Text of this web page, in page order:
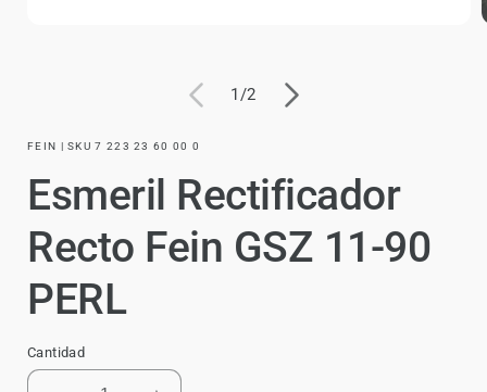
1 /
de
2
FEIN | SKU 7 223 23 60 00 0
Esmeril Rectificador
Recto Fein GSZ 11-90
PERL
Cantidad